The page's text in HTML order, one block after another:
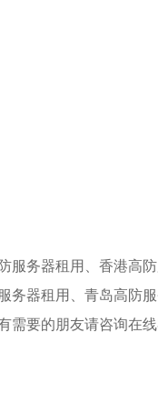
务器租用、香港高
务器租用、青岛高防
需要的朋友请咨询在